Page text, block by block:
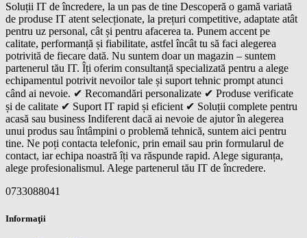
Soluții IT de încredere, la un pas de tine Descoperă o gamă variată
de produse IT atent selecționate, la prețuri competitive, adaptate atât
pentru uz personal, cât și pentru afacerea ta. Punem accent pe
calitate, performanță și fiabilitate, astfel încât tu să faci alegerea
potrivită de fiecare dată. Nu suntem doar un magazin – suntem
partenerul tău IT. Îți oferim consultanță specializată pentru a alege
echipamentul potrivit nevoilor tale și suport tehnic prompt atunci
când ai nevoie. ✔ Recomandări personalizate ✔ Produse verificate
și de calitate ✔ Suport IT rapid și eficient ✔ Soluții complete pentru
acasă sau business Indiferent dacă ai nevoie de ajutor în alegerea
unui produs sau întâmpini o problemă tehnică, suntem aici pentru
tine. Ne poți contacta telefonic, prin email sau prin formularul de
contact, iar echipa noastră îți va răspunde rapid. Alege siguranța,
alege profesionalismul. Alege partenerul tău IT de încredere.
0733088041
Informaţii